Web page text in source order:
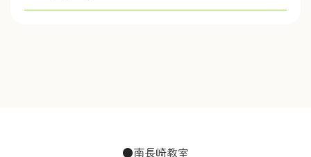
●南長崎教室